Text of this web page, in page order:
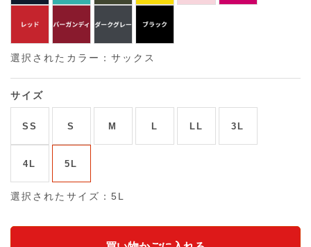
選択されたカラー：サックス
サイズ
SS S M L LL 3L
4L 5L
選択されたサイズ：5L